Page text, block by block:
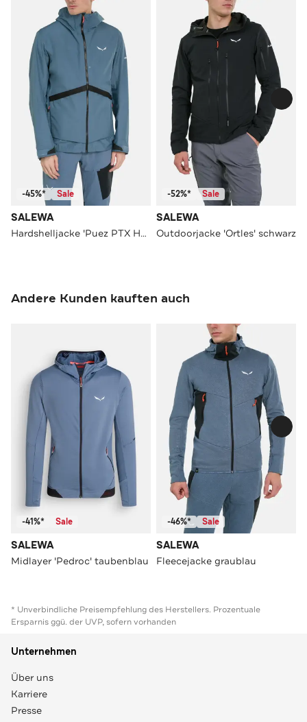
-45%* Sale
SALEWA
Hardshelljacke 'Puez PTX Hybrid'
-52%* Sale
SALEWA
Outdoorjacke 'Ortles' schwarz
Andere Kunden kauften auch
-41%* Sale
SALEWA
Midlayer 'Pedroc' taubenblau
-46%* Sale
SALEWA
Fleecejacke graublau
* Unverbindliche Preisempfehlung des Herstellers. Prozentuale
Ersparnis ggü. der UVP, sofern vorhanden
Unternehmen
Über uns
Karriere
Presse